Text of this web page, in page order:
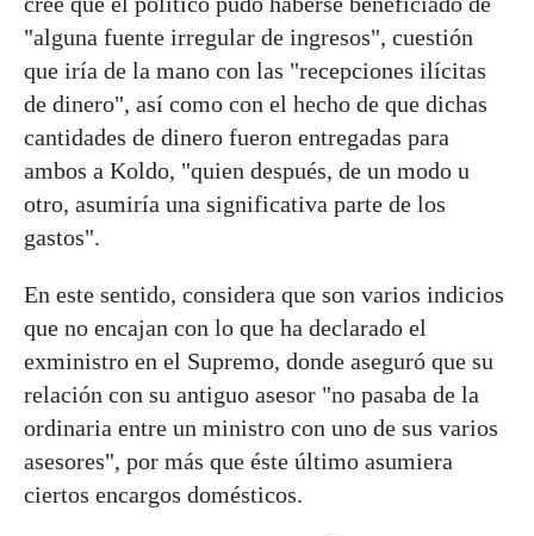
"alguna fuente irregular de ingresos", cuestión
que iría de la mano con las "recepciones ilícitas
de dinero", así como con el hecho de que dichas
cantidades de dinero fueron entregadas para
ambos a Koldo, "quien después, de un modo u
otro, asumiría una significativa parte de los
gastos".
En este sentido, considera que son varios indicios
que no encajan con lo que ha declarado el
exministro en el Supremo, donde aseguró que su
relación con su antiguo asesor "no pasaba de la
ordinaria entre un ministro con uno de sus varios
asesores", por más que éste último asumiera
ciertos encargos domésticos.